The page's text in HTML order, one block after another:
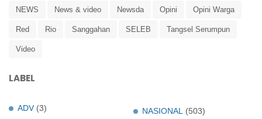
NEWS News & video Newsda Opini Opini Warga
Red Rio Sanggahan SELEB Tangsel Serumpun
Video
LABEL
ADV (3)
NASIONAL
(503)